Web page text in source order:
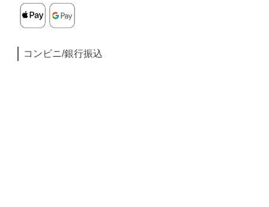
コンビニ/銀行振込